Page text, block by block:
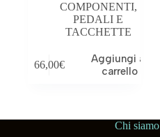
COMPONENTI,
PEDALI E
TACCHETTE
66,00€
Aggiungi al
carrello
Chi siamo